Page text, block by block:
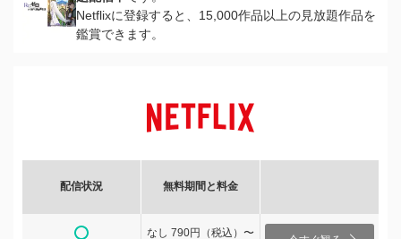
Netflixに登録すると、15,000作品以上の見放題作品を
鑑賞できます。
配信状況 無料期間と料金
なし 790円（税込）〜